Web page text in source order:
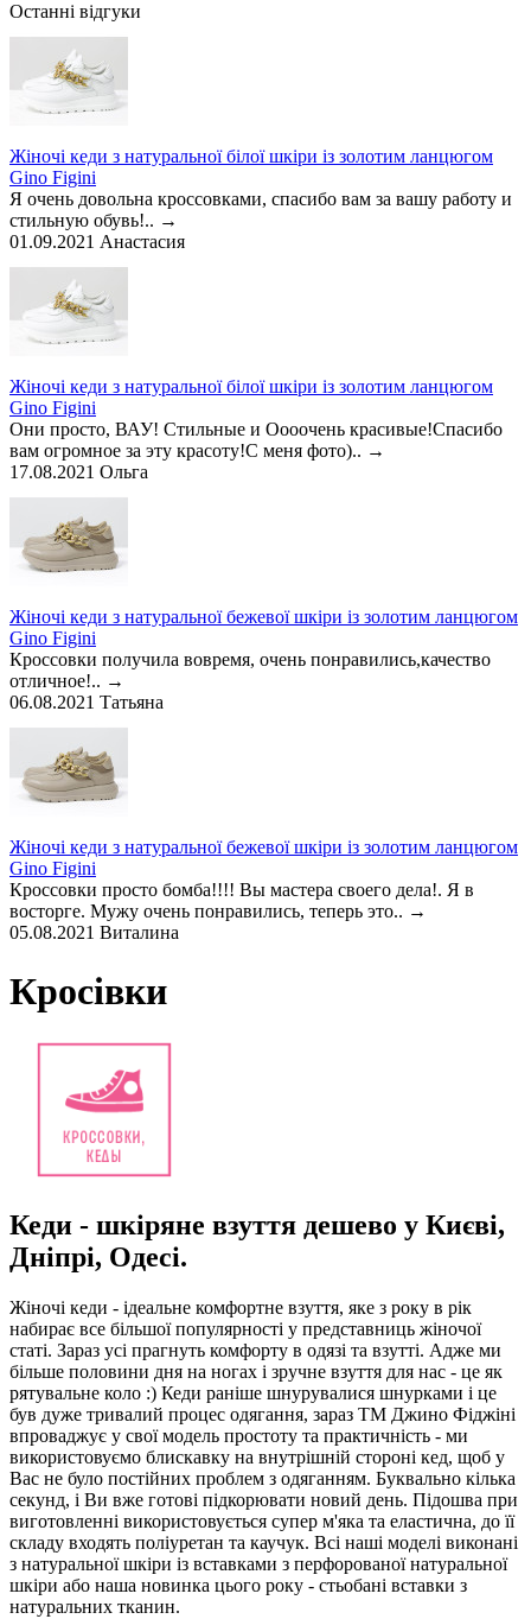
Останні відгуки
Жіночі кеди з натуральної білої шкіри із золотим ланцюгом
Gino Figini
Я очень довольна кроссовками, спасибо вам за вашу работу и
стильную обувь!.. →
01.09.2021 Анастасия
Жіночі кеди з натуральної білої шкіри із золотим ланцюгом
Gino Figini
Они просто, ВАУ! Стильные и Оооочень красивые!Спасибо
вам огромное за эту красоту!С меня фото).. →
17.08.2021 Ольга
Жіночі кеди з натуральної бежевої шкіри із золотим ланцюгом
Gino Figini
Кроссовки получила вовремя, очень понравились,качество
отличное!.. →
06.08.2021 Татьяна
Жіночі кеди з натуральної бежевої шкіри із золотим ланцюгом
Gino Figini
Кроссовки просто бомба!!!! Вы мастера своего дела!. Я в
восторге. Мужу очень понравились, теперь это.. →
05.08.2021 Виталина
Кросівки
Кеди - шкіряне взуття дешево у Києві,
Дніпрі, Одесі.
Жіночі кеди - ідеальне комфортне взуття, яке з року в рік
набирає все більшої популярності у представниць жіночої
статі. Зараз усі прагнуть комфорту в одязі та взутті. Адже ми
більше половини дня на ногах і зручне взуття для нас - це як
рятувальне коло :) Кеди раніше шнурувалися шнурками і це
був дуже тривалий процес одягання, зараз ТМ Джино Фіджіні
впроваджує у свої модель простоту та практичність - ми
використовуємо блискавку на внутрішній стороні кед, щоб у
Вас не було постійних проблем з одяганням. Буквально кілька
секунд, і Ви вже готові підкорювати новий день. Підошва при
виготовленні використовується супер м'яка та еластична, до її
складу входять поліуретан та каучук. Всі наші моделі виконані
з натуральної шкіри із вставками з перфорованої натуральної
шкіри або наша новинка цього року - стьобані вставки з
натуральних тканин.